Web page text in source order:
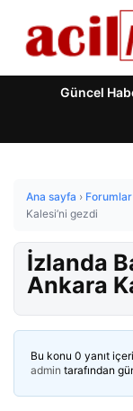
Güncel
Ana sayfa › Forumlar
Kalesi’ni gezdi
İzlanda
Ankara
Bu konu 0 yanıt
admin tarafından